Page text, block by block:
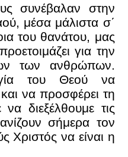
συνέβαλαν στην
μέσα μάλιστα σ΄
του θανάτου, μας
για την
των ανθρώπων.
του Θεού να
να προσφέρει τη
διεξέλθουμε τις
σήμερα τον
Χριστός να είναι η